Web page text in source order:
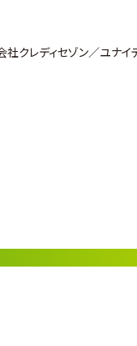
クレディセゾン／ユナイ